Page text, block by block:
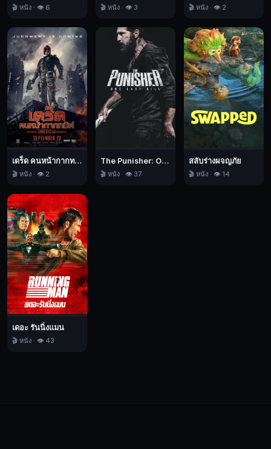
สิงหาคม
พบ
กับ
ภาพ
ยนตร์
แอ็
คชั่น
ฟอร์ม
แห่ง
จาก
ประเทศ
เกาหลี
The
Battleship
Island,
เดอะ
🎬 หนัง · 👁️ 6 🎬 หนัง · 👁️ 3 🎬 หนัง · 👁️ 2
เดร็ด คนหน้ากากทมิฬ
🎬 หนัง · 👁️ 2
The Punisher: One Last Kill เดอะ พันนิชเชอร์: ฆ่าทิ้งทวน
🎬 หนัง · 👁️ 37
สลับร่างผจญภัย
🎬 หนัง · 👁️ 14
เดอะ รันนิ่งแมน
🎬 หนัง · 👁️ 43